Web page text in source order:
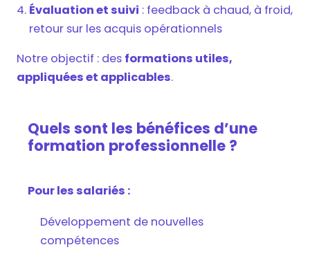
Évaluation et suivi : feedback à chaud, à froid,
retour sur les acquis opérationnels
Notre objectif : des formations utiles,
appliquées et applicables.
Quels sont les bénéfices d’une
formation professionnelle ?
Pour les salariés :
Développement de nouvelles
compétences